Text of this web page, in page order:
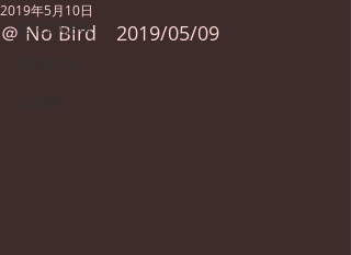
全ての記事
＠ No Bird 2019/05/09
2019年5月10日